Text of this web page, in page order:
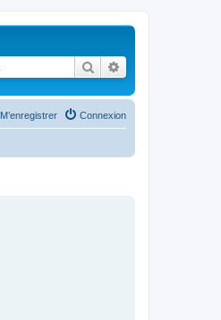
Rechercher
Connexion
M’enregistrer